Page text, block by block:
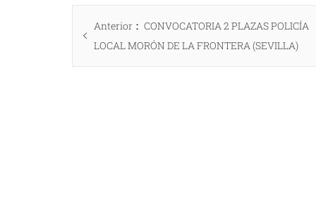
Navegación
de Anterior
Entrada
anterior:
CONVOCATORIA 2 PLAZAS POLICÍA
LOCAL MORÓN DE LA FRONTERA (SEVILLA)